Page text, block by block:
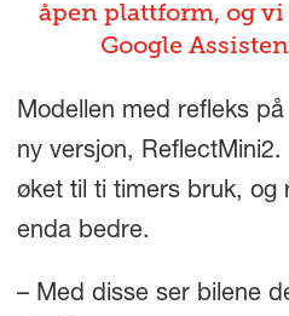
åpen plattform, og
Google
Modellen med refleks
ny versjon,
øket til ti timers bruk, og
enda bedre.
– Med disse ser bilene